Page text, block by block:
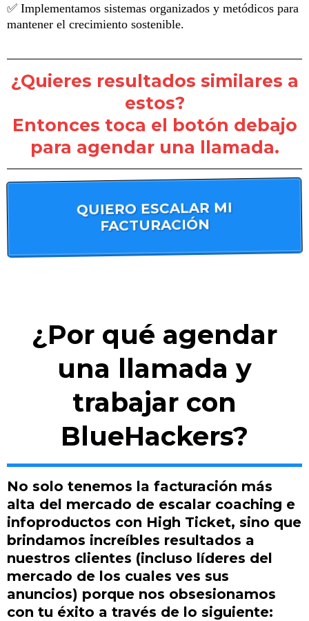
✅ Implementamos sistemas organizados y metódicos para
mantener el crecimiento sostenible.
¿Quieres resultados similares a
estos?
Entonces toca el botón debajo
para agendar una llamada.
QUIERO ESCALAR MI
FACTURACIÓN
¿Por qué agendar
una llamada y
trabajar con
BlueHackers?
No solo tenemos la facturación más
alta del mercado de escalar coaching e
infoproductos con High Ticket, sino que
brindamos increíbles resultados a
nuestros clientes (incluso líderes del
mercado de los cuales ves sus
anuncios) porque nos obsesionamos
con tu éxito a través de lo siguiente: